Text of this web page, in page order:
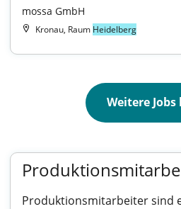
mossa GmbH
Kronau, Raum Heidelberg
Weitere Jobs
Produktionsmitarbeiter sind